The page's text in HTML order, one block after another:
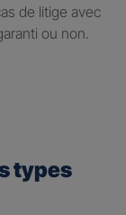
de litige avec
ou non.
types